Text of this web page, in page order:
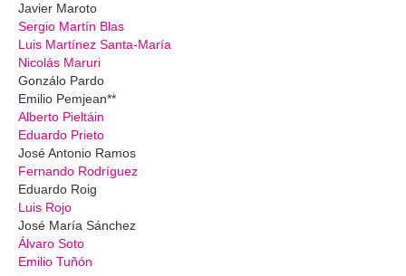
Javier Maroto
Sergio Martín Blas
Luis Martínez Santa-María
Nicolás Maruri
Gonzálo Pardo
Emilio Pemjean**
Alberto Pieltáin
Eduardo Prieto
José Antonio Ramos
Fernando Rodríguez
Eduardo Roig
Luis Rojo
José María Sánchez
Álvaro Soto
Emilio Tuñón